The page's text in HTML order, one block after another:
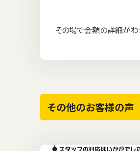
その場で金額の詳細がわ
その他のお客様の声